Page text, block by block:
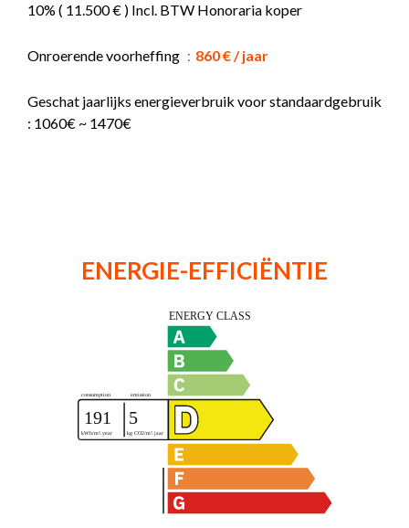
10% ( 11.500 € ) Incl. BTW Honoraria koper
Onroerende voorheffing 860 € / jaar
Geschat jaarlijks energieverbruik voor standaardgebruik
: 1060€ ~ 1470€
ENERGIE-EFFICIËNTIE